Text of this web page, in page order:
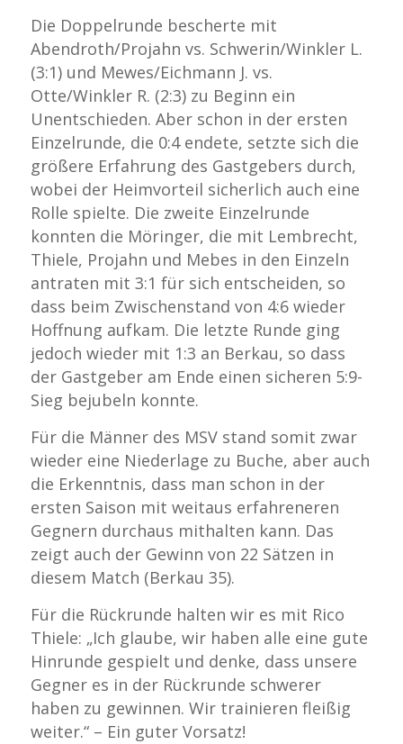
Die Doppelrunde bescherte mit
Abendroth/Projahn vs. Schwerin/Winkler L.
(3:1) und Mewes/Eichmann J. vs.
Otte/Winkler R. (2:3) zu Beginn ein
Unentschieden. Aber schon in der ersten
Einzelrunde, die 0:4 endete, setzte sich die
größere Erfahrung des Gastgebers durch,
wobei der Heimvorteil sicherlich auch eine
Rolle spielte. Die zweite Einzelrunde
konnten die Möringer, die mit Lembrecht,
Thiele, Projahn und Mebes in den Einzeln
antraten mit 3:1 für sich entscheiden, so
dass beim Zwischenstand von 4:6 wieder
Hoffnung aufkam. Die letzte Runde ging
jedoch wieder mit 1:3 an Berkau, so dass
der Gastgeber am Ende einen sicheren 5:9-
Sieg bejubeln konnte.
Für die Männer des MSV stand somit zwar
wieder eine Niederlage zu Buche, aber auch
die Erkenntnis, dass man schon in der
ersten Saison mit weitaus erfahreneren
Gegnern durchaus mithalten kann. Das
zeigt auch der Gewinn von 22 Sätzen in
diesem Match (Berkau 35).
Für die Rückrunde halten wir es mit Rico
Thiele: „Ich glaube, wir haben alle eine gute
Hinrunde gespielt und denke, dass unsere
Gegner es in der Rückrunde schwerer
haben zu gewinnen. Wir trainieren fleißig
weiter.“ – Ein guter Vorsatz!